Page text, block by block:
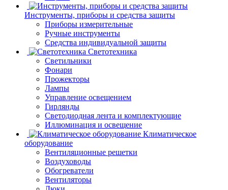
Инструменты, приборы и средства защиты
Приборы измерительные
Ручные инструменты
Средства индивидуальной защиты
Светотехника
Светильники
Фонари
Прожекторы
Лампы
Управление освещением
Гирлянды
Светодиодная лента и комплектующие
Иллюминация и освещение
Климатическое
оборудование
Вентиляционные решетки
Воздуховоды
Обогреватели
Вентиляторы